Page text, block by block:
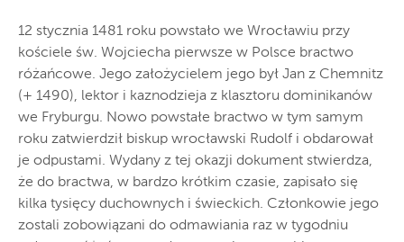
12 stycznia 1481 roku powstało we Wrocławiu przy
kościele św. Wojciecha pierwsze w Polsce bractwo
różańcowe. Jego założycielem jego był Jan z Chemnitz
(+ 1490), lektor i kaznodzieja z klasztoru dominikanów
we Fryburgu. Nowo powstałe bractwo w tym samym
roku zatwierdził biskup wrocławski Rudolf i obdarował
je odpustami. Wydany z tej okazji dokument stwierdza,
że do bractwa, w bardzo krótkim czasie, zapisało się
kilka tysięcy duchownych i świeckich. Członkowie jego
zostali zobowiązani do odmawiania raz w tygodniu